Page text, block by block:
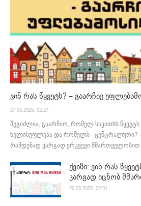
ვინ რას წყვეტს? – გაარჩიე
27.05.2025. 02:27
შეგიძლია, გაარჩიო, რომელ საკითხს
ხელისუფლება და რომელს - ცენტრალური? -
რამდენად კარგად ერკვევი მმართველობით
ქვიზი: ვინ რას
კარგად იცნობ
20.05.2025. 02:31